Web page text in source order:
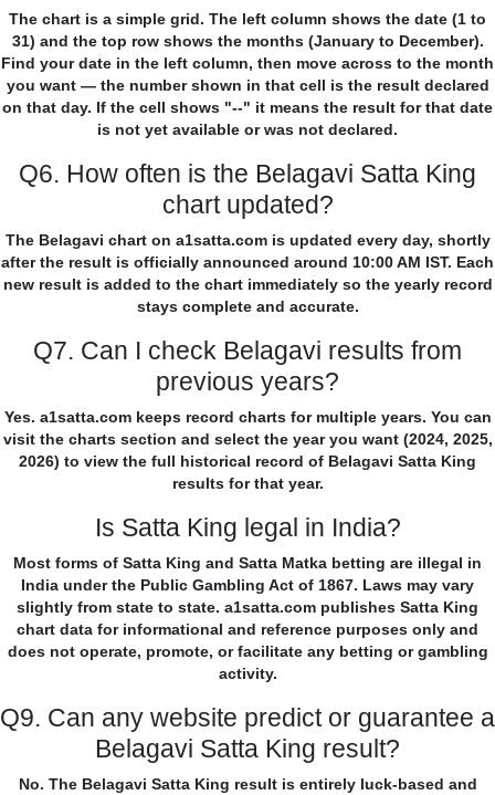
The chart is a simple grid. The left column shows the date (1 to
31) and the top row shows the months (January to December).
Find your date in the left column, then move across to the month
you want — the number shown in that cell is the result declared
on that day. If the cell shows "--" it means the result for that date
is not yet available or was not declared.
Q6. How often is the Belagavi Satta King
chart updated?
The Belagavi chart on a1satta.com is updated every day, shortly
after the result is officially announced around 10:00 AM IST. Each
new result is added to the chart immediately so the yearly record
stays complete and accurate.
Q7. Can I check Belagavi results from
previous years?
Yes. a1satta.com keeps record charts for multiple years. You can
visit the charts section and select the year you want (2024, 2025,
2026) to view the full historical record of Belagavi Satta King
results for that year.
Is Satta King legal in India?
Most forms of Satta King and Satta Matka betting are illegal in
India under the Public Gambling Act of 1867. Laws may vary
slightly from state to state. a1satta.com publishes Satta King
chart data for informational and reference purposes only and
does not operate, promote, or facilitate any betting or gambling
activity.
Q9. Can any website predict or guarantee a
Belagavi Satta King result?
No. The Belagavi Satta King result is entirely luck-based and